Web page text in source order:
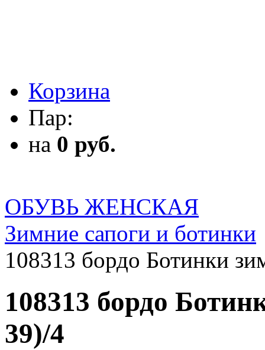
Корзина
Пар:
на 0 руб.
ОБУВЬ ЖЕНСКАЯ
Зимние сапоги и ботинки
108313 бордо Ботинки
108313 бордо
39)/4